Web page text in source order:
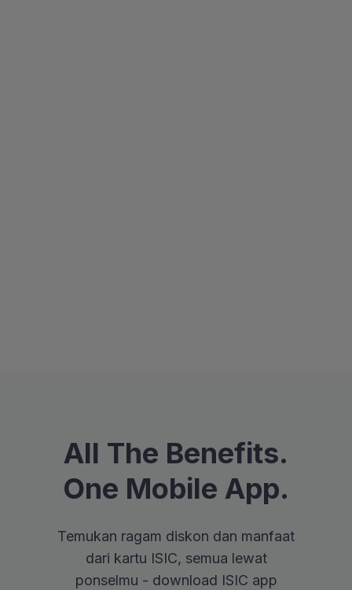
All The Benefits.
One Mobile App.
Temukan ragam diskon dan manfaat
dari kartu ISIC, semua lewat
ponselmu - download ISIC app